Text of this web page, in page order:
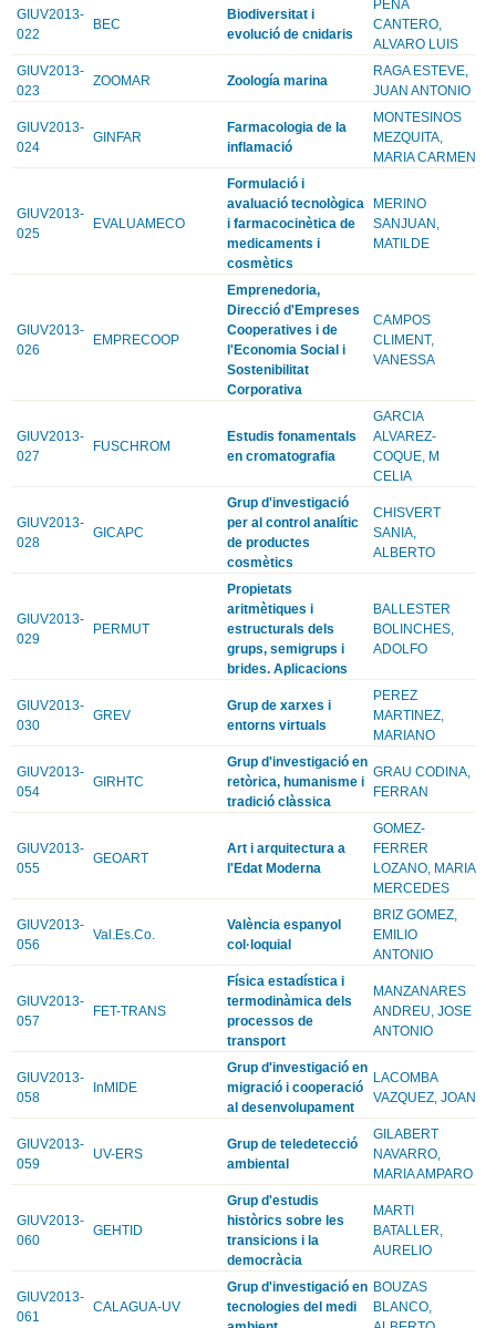
GIUV2013-
022
BEC
Biodiversitat i
evolució de cnidaris
PEÑA
CANTERO,
ALVARO LUIS
GIUV2013-
023
ZOOMAR Zoología marina
RAGA ESTEVE,
JUAN ANTONIO
GIUV2013-
024
GINFAR
Farmacologia de la
inflamació
MONTESINOS
MEZQUITA,
MARIA CARMEN
GIUV2013-
025
EVALUAMECO
Formulació i
avaluació tecnològica
i farmacocinètica de
medicaments i
cosmètics
MERINO
SANJUAN,
MATILDE
GIUV2013-
026
EMPRECOOP
Emprenedoria,
Direcció d'Empreses
Cooperatives i de
l'Economia Social i
Sostenibilitat
Corporativa
CAMPOS
CLIMENT,
VANESSA
GIUV2013-
027
FUSCHROM
Estudis fonamentals
en cromatografia
GARCIA
ALVAREZ-
COQUE, M
CELIA
GIUV2013-
028
GICAPC
Grup d'investigació
per al control analític
de productes
cosmètics
CHISVERT
SANIA,
ALBERTO
GIUV2013-
029
PERMUT
Propietats
aritmètiques i
estructurals dels
grups, semigrups i
brides. Aplicacions
BALLESTER
BOLINCHES,
ADOLFO
GIUV2013-
030
GREV
Grup de xarxes i
entorns virtuals
PEREZ
MARTINEZ,
MARIANO
GIUV2013-
054
GIRHTC
Grup d'investigació en
retòrica, humanisme i
tradició clàssica
GRAU CODINA,
FERRAN
GIUV2013-
055
GEOART
Art i arquitectura a
l'Edat Moderna
GOMEZ-
FERRER
LOZANO, MARIA
MERCEDES
GIUV2013-
056
Val.Es.Co.
València espanyol
col·loquial
BRIZ GOMEZ,
EMILIO
ANTONIO
GIUV2013-
057
FET-TRANS
Física estadística i
termodinàmica dels
processos de
transport
MANZANARES
ANDREU, JOSE
ANTONIO
GIUV2013-
058
InMIDE
Grup d'investigació en
migració i cooperació
al desenvolupament
LACOMBA
VAZQUEZ, JOAN
GIUV2013-
059
UV-ERS
Grup de teledetecció
ambiental
GILABERT
NAVARRO,
MARIA AMPARO
GIUV2013-
060
GEHTID
Grup d'estudis
històrics sobre les
transicions i la
democràcia
MARTI
BATALLER,
AURELIO
GIUV2013-
061
CALAGUA-UV
Grup d'investigació en
tecnologies del medi
BOUZAS
BLANCO,